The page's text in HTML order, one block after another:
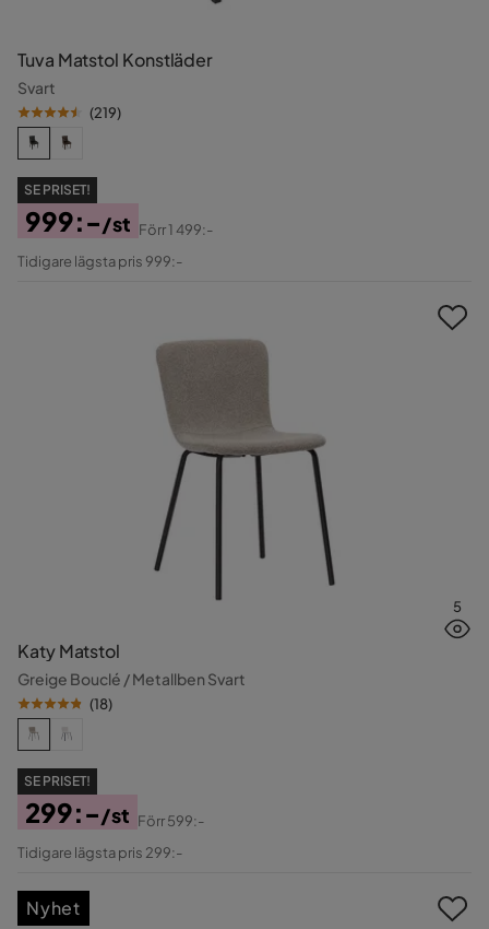
Tuva Matstol Konstläder
Svart
(219)
SE PRISET!
Pris
999:-/st
Original
Förr1 499:-
Tidigare lägsta pris 999:-
5
Katy Matstol
Greige Bouclé / Metallben Svart
(18)
SE PRISET!
Pris
299:-/st
Original
Förr599:-
Tidigare lägsta pris 299:-
Nyhet